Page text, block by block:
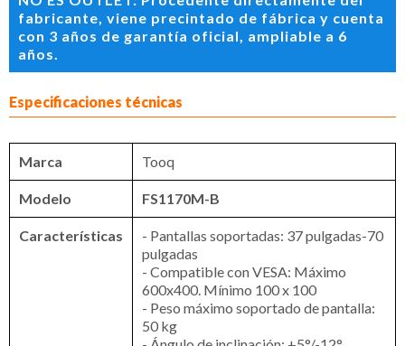
fabricante, viene precintado de fábrica y cuenta
con 3 años de garantía oficial, ampliable a 6
años.
Especificaciones técnicas
Marca Tooq
Modelo FS1170M-B
Características
- Pantallas soportadas: 37 pulgadas-70
pulgadas
- Compatible con VESA: Máximo
600x400. Mínimo 100 x 100
- Peso máximo soportado de pantalla:
50 kg